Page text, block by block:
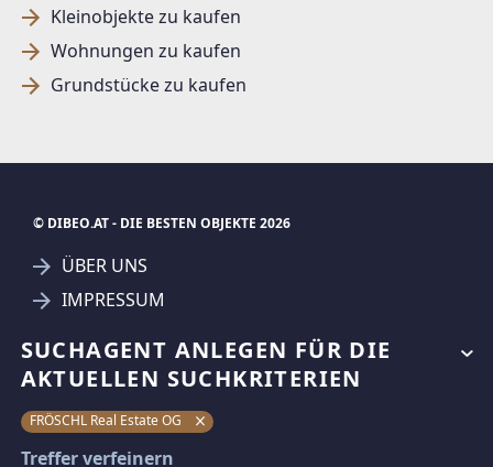
Kleinobjekte zu kaufen
Wohnungen zu kaufen
Grundstücke zu kaufen
SUCHAGENT ANLEGEN FÜR DIE
AKTUELLEN SUCHKRITERIEN
FRÖSCHL Real Estate OG
Treffer verfeinern
© DIBEO.AT - DIE BESTEN OBJEKTE 2026
ÜBER UNS
IMPRESSUM
AGB & NUTZUNGSBEDINGUNGEN
FAQ